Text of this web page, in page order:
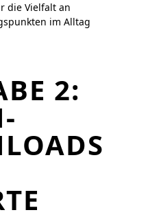
die Vielfalt an
im Alltag
2: